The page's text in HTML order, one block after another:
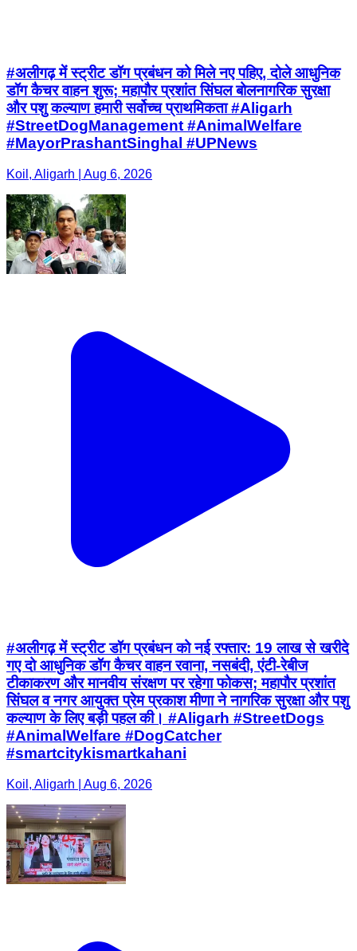
#अलीगढ़ में स्ट्रीट डॉग प्रबंधन को मिले नए पहिए, दोले आधुनिक
डॉग कैचर वाहन शुरू; महापौर प्रशांत सिंघल बोलनागरिक सुरक्षा
और पशु कल्याण हमारी सर्वोच्च प्राथमिकता #Aligarh
#StreetDogManagement #AnimalWelfare
#MayorPrashantSinghal #UPNews
Koil, Aligarh | Aug 6, 2026
#अलीगढ़ में स्ट्रीट डॉग प्रबंधन को नई रफ्तार: 19 लाख से खरीदे
गए दो आधुनिक डॉग कैचर वाहन रवाना, नसबंदी, एंटी-रेबीज
टीकाकरण और मानवीय संरक्षण पर रहेगा फोकस; महापौर प्रशांत
सिंघल व नगर आयुक्त प्रेम प्रकाश मीणा ने नागरिक सुरक्षा और पशु
कल्याण के लिए बड़ी पहल की। #Aligarh #StreetDogs
#AnimalWelfare #DogCatcher
#smartcitykismartkahani
Koil, Aligarh | Aug 6, 2026